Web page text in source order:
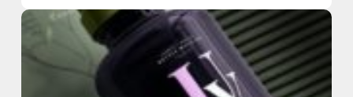
dygtig og erfaren IT kon...